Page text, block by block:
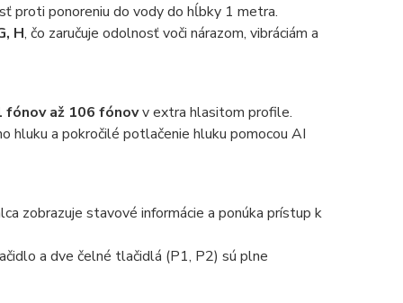
proti ponoreniu do vody do hĺbky 1 metra.
H, čo zaručuje odolnosť voči nárazom, vibráciám a
fónov až 106 fónovv extra hlasitom profile.
hluku a pokročilé potlačenie hluku pomocou AI
zobrazuje stavové informácie a ponúka prístup k
a dve čelné tlačidlá (P1, P2) sú plne